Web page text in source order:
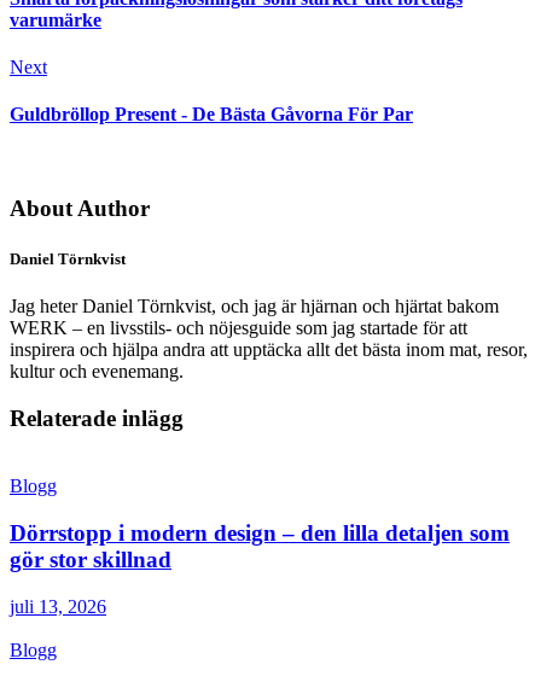
varumärke
Next
Guldbröllop Present - De Bästa Gåvorna För Par
About Author
Daniel Törnkvist
Jag heter Daniel Törnkvist, och jag är hjärnan och hjärtat bakom
WERK – en livsstils- och nöjesguide som jag startade för att
inspirera och hjälpa andra att upptäcka allt det bästa inom mat, resor,
kultur och evenemang.
Relaterade inlägg
Blogg
Dörrstopp i modern design – den lilla detaljen som
gör stor skillnad
juli 13, 2026
Blogg